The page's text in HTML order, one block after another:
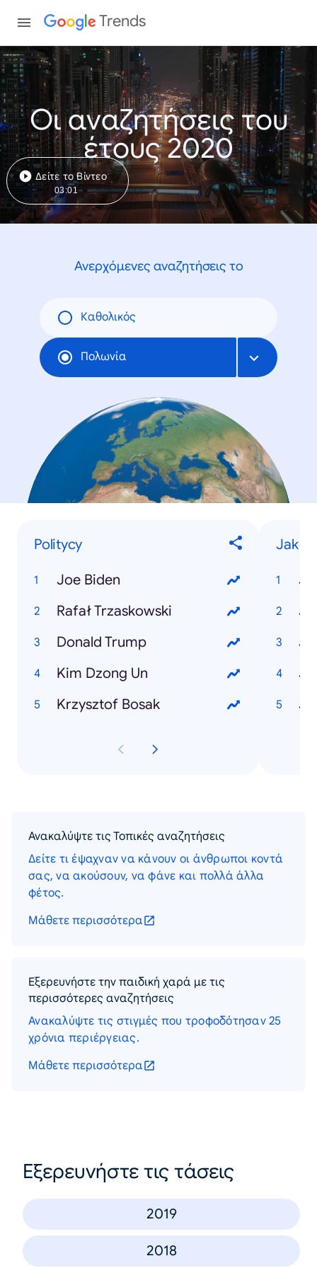
Trends
Οι αναζητήσεις του
έτους 2020
Δείτε το Βίντεο
03:01
Ανερχόμενες αναζητήσεις το
Καθολικός
Πολωνία
Politycy
Joe Biden
Rafał Trzaskowski
Donald Trump
Kim Dzong Un
Krzysztof Bosak
Jak
Ανακαλύψτε τις Τοπικές αναζητήσεις
Δείτε τι έψαχναν να κάνουν οι άνθρωποι κοντά
σας, να ακούσουν, να φάνε και πολλά άλλα
φέτος.
Μάθετε περισσότερα
Εξερευνήστε την παιδική χαρά με τις
περισσότερες αναζητήσεις
Ανακαλύψτε τις στιγμές που τροφοδότησαν 25
χρόνια περιέργειας.
Μάθετε περισσότερα
Εξερευνήστε τις τάσεις
2019
2018